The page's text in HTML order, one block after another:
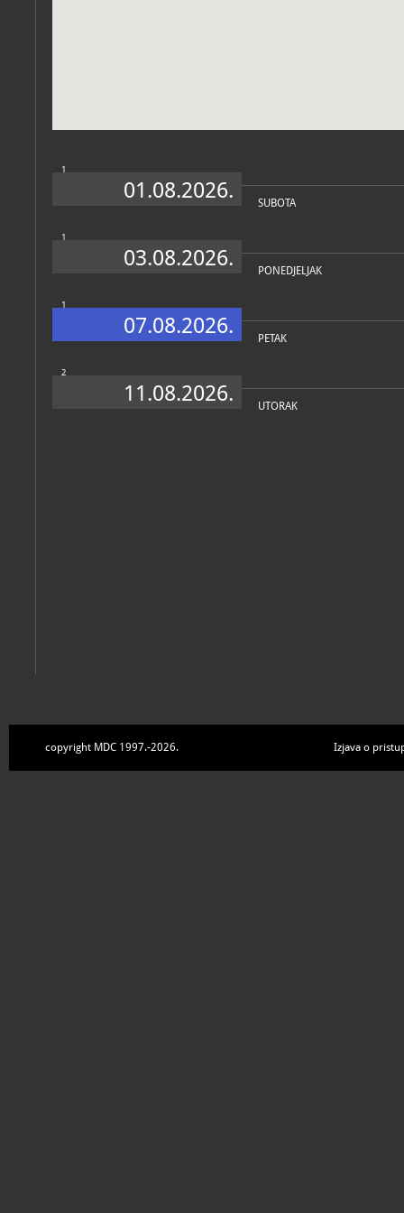
1
01.08.2026. SUBOTA
1
03.08.2026. PONEDJELJAK
1
07.08.2026. PETAK
2
11.08.2026. UTORAK
copyright MDC 1997.-2026. Izjava o